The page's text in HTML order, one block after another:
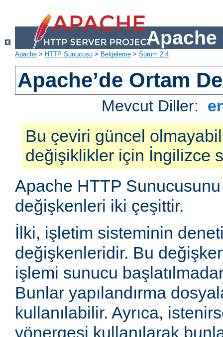
Apache
Apache > HTTP Sunucusu > Belgeleme > Sürüm 2.4
Apache’de Ortam
Mevcut Diller:
Bu çeviri güncel
değişiklikler için İngilizce
Apache HTTP
değişkenleri iki çeşittir.
İlki, işletim sisteminin
değişkenleridir. Bu
işlemi sunucu
Bunlar yapılandırma
kullanılabilir. Ayrıca,
yönergesi kullanılarak